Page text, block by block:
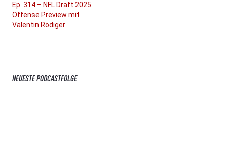
Ep. 314 – NFL Draft 2025
Offense Preview mit
Valentin Rödiger
NEUESTE PODCASTFOLGE